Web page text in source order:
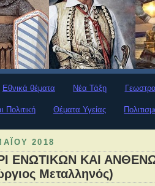
Εθνικά θέματα Νέα Τάξη
Πολιτική Θέματα Υγείας
2018
ΕΝΩΤΙΚΩΝ ΚΑΙ
Μεταλληνός)